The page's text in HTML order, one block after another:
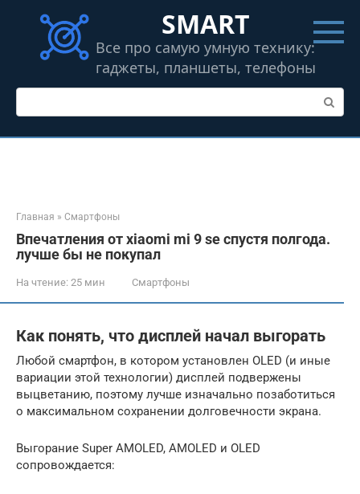
контенту
SMART
Все про самую умную технику:
гаджеты, планшеты, телефоны
Поиск:
Главная » Смартфоны
Впечатления от xiaomi mi 9 se спустя полгода.
лучше бы не покупал
На чтение: 25 мин Смартфоны
Как понять, что дисплей начал выгорать
Любой смартфон, в котором установлен OLED (и иные
вариации этой технологии) дисплей подвержены
выцветанию, поэтому лучше изначально позаботиться
о максимальном сохранении долговечности экрана.
Выгорание Super AMOLED, AMOLED и OLED
сопровождается: